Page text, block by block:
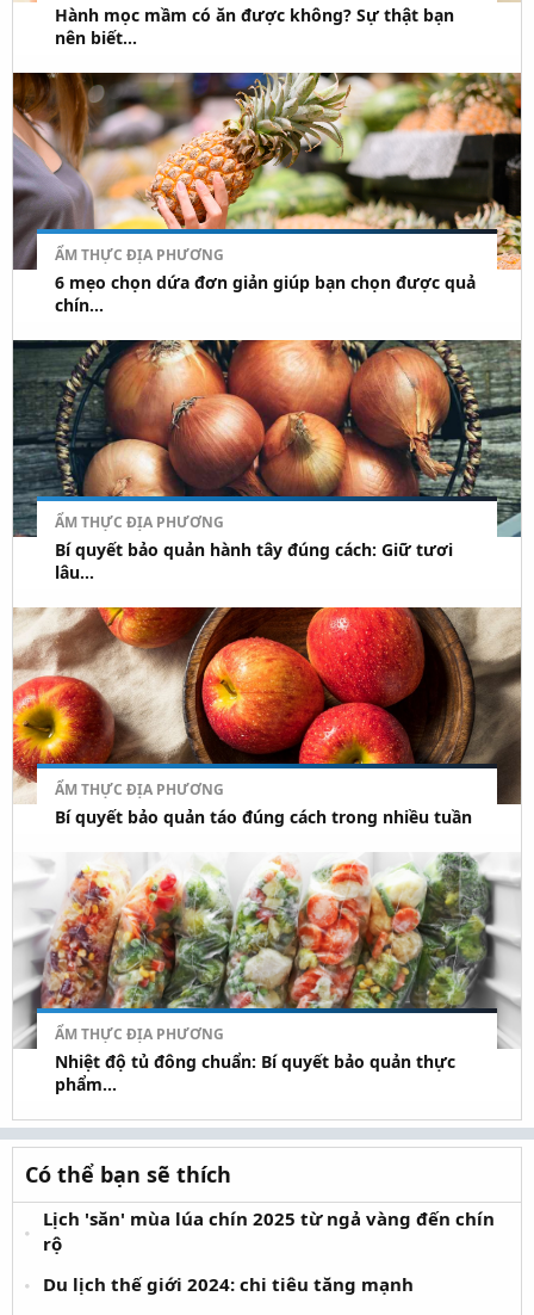
Hành mọc mầm có ăn được không? Sự thật bạn
nên biết...
ẨM THỰC ĐỊA PHƯƠNG
6 mẹo chọn dứa đơn giản giúp bạn chọn được quả
chín...
ẨM THỰC ĐỊA PHƯƠNG
Bí quyết bảo quản hành tây đúng cách: Giữ tươi
lâu...
ẨM THỰC ĐỊA PHƯƠNG
Bí quyết bảo quản táo đúng cách trong nhiều tuần
ẨM THỰC ĐỊA PHƯƠNG
Nhiệt độ tủ đông chuẩn: Bí quyết bảo quản thực
phẩm...
Có thể bạn sẽ thích
Lịch 'săn' mùa lúa chín 2025 từ ngả vàng đến chín
rộ
Du lịch thế giới 2024: chi tiêu tăng mạnh